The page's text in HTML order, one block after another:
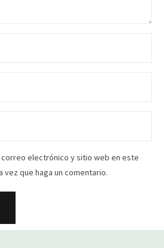
correo electrónico y sitio web en este
vez que haga un comentario.